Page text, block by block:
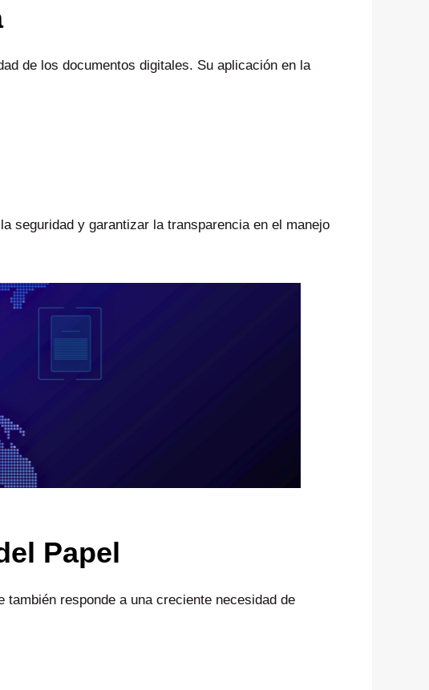
de los documentos digitales. Su aplicación en la
seguridad y garantizar la transparencia en el manejo
Papel
responde a una creciente necesidad de